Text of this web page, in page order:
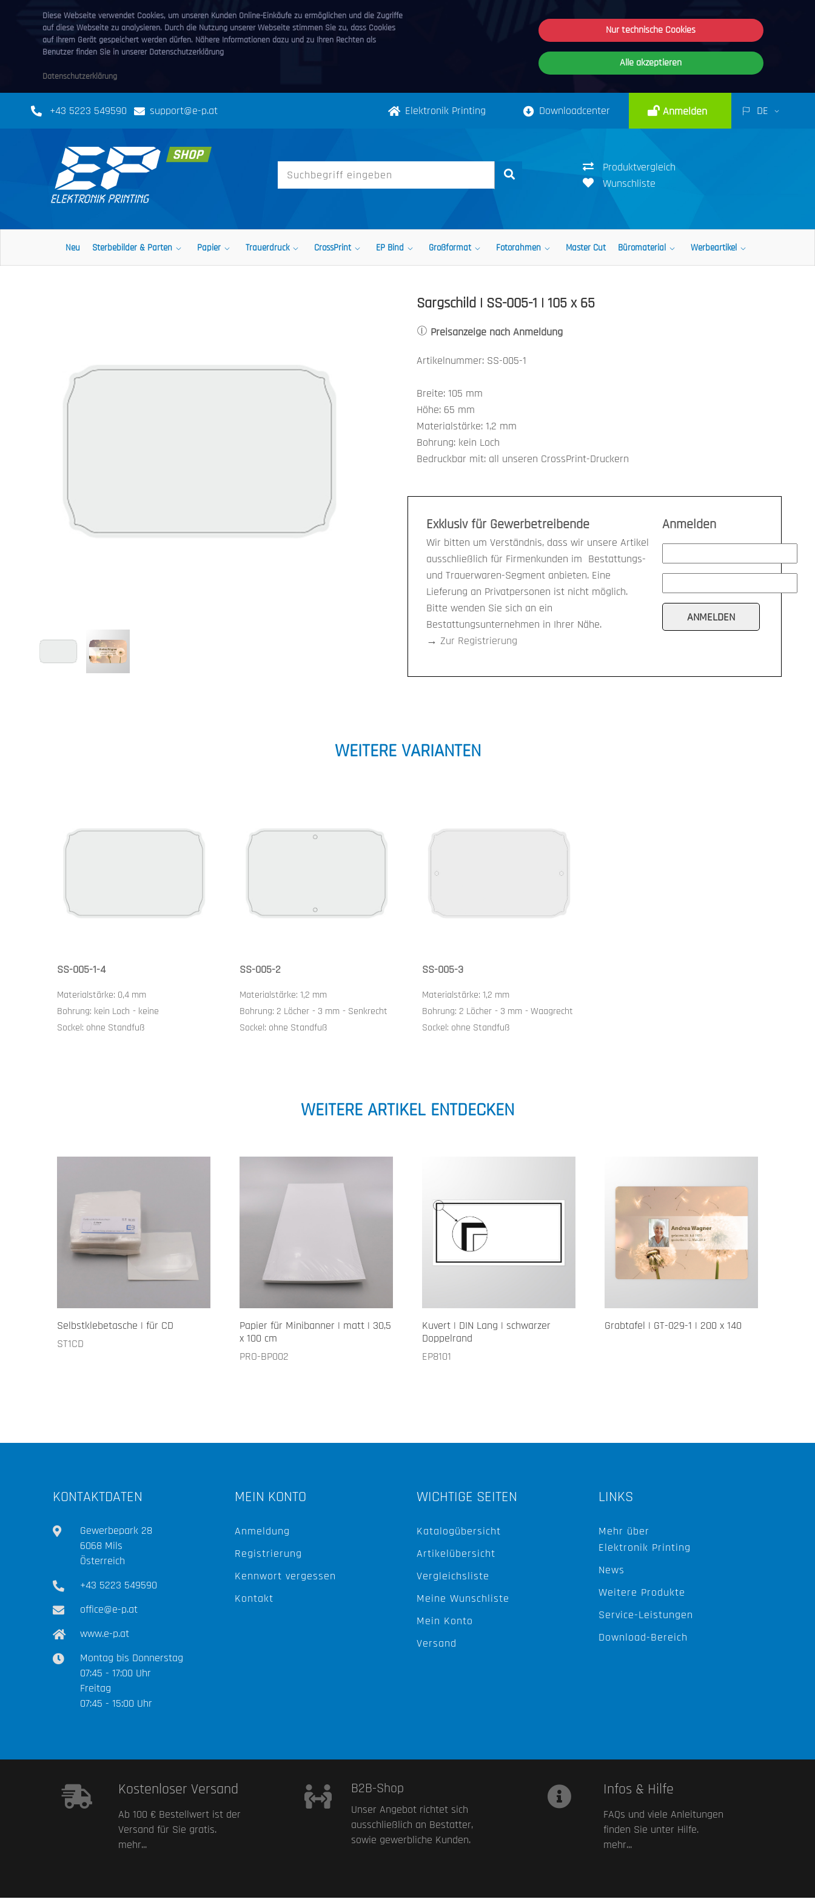
Diese Webseite verwendet Cookies, um unseren Kunden Online-Einkäufe zu ermöglichen und die Zugriffe
auf diese Webseite zu analysieren. Durch die Nutzung unserer Webseite stimmen Sie zu, dass Cookies
auf Ihrem Gerät gespeichert werden dürfen. Nähere Informationen dazu und zu Ihren Rechten als
Benutzer finden Sie in unserer Datenschutzerklärung
Datenschutzerklärung
Nur technische Cookies
Alle akzeptieren
+43 5223 549590 support@e-p.at Elektronik Printing Downloadcenter Anmelden DE
Produktvergleich
Wunschliste
Neu Sterbebilder & Parten Papier Trauerdruck CrossPrint EP Bind Großformat Fotorahmen Master Cut Büromaterial Werbeartikel
Sargschild | SS-005-1 | 105 x 65
Preisanzeige nach Anmeldung
Artikelnummer: SS-005-1
Breite: 105 mm
Höhe: 65 mm
Materialstärke: 1,2 mm
Bohrung: kein Loch
Bedruckbar mit: all unseren CrossPrint-Druckern
Exklusiv für Gewerbetreibende
Wir bitten um Verständnis, dass wir unsere Artikel
ausschließlich für Firmenkunden im Bestattungs-
und Trauerwaren-Segment anbieten. Eine
Lieferung an Privatpersonen ist nicht möglich.
Bitte wenden Sie sich an ein
Bestattungsunternehmen in Ihrer Nähe.
→ Zur Registrierung
Anmelden
WEITERE VARIANTEN
SS-005-1-4
Materialstärke: 0,4 mm
Bohrung: kein Loch - keine
Sockel: ohne Standfuß
SS-005-2
Materialstärke: 1,2 mm
Bohrung: 2 Löcher - 3 mm - Senkrecht
Sockel: ohne Standfuß
SS-005-3
Materialstärke: 1,2 mm
Bohrung: 2 Löcher - 3 mm -Waagrecht
Sockel: ohne Standfuß
WEITERE ARTIKEL ENTDECKEN
Selbstklebetasche | für CD
ST1CD
Papier für Minibanner | matt | 30,5
x 100 cm
PRO-BP002
Kuvert | DIN Lang | schwarzer
Doppelrand
EP8101
Grabtafel | GT-029-1 | 200 x 140
KONTAKTDATEN
Gewerbepark 28
6068 Mils
Österreich
+43 5223 549590
office@e-p.at
www.e-p.at
Montag bis Donnerstag
07:45 - 17:00 Uhr
Freitag
07:45 - 15:00 Uhr
MEIN KONTO
Anmeldung
Registrierung
Kennwort vergessen
Kontakt
WICHTIGE SEITEN
Katalogübersicht
Artikelübersicht
Vergleichsliste
Meine Wunschliste
Mein Konto
Versand
LINKS
Mehr über
Elektronik Printing
News
Weitere Produkte
Service-Leistungen
Download-Bereich
Kostenloser Versand
Ab 100 € Bestellwert ist der
Versand für Sie gratis.
mehr...
B2B-Shop
Unser Angebot richtet sich
ausschließlich an Bestatter,
sowie gewerbliche Kunden.
Infos & Hilfe
FAQs und viele Anleitungen
finden Sie unter Hilfe.
mehr...